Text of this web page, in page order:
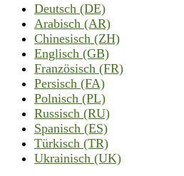
Deutsch (DE)
Arabisch (AR)
Chinesisch (ZH)
Englisch (GB)
Französisch (FR)
Persisch (FA)
Polnisch (PL)
Russisch (RU)
Spanisch (ES)
Türkisch (TR)
Ukrainisch (UK)